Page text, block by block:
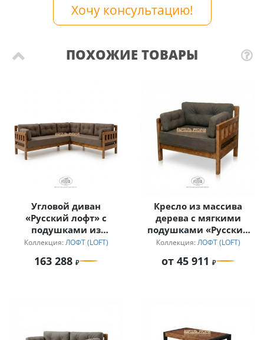
Хочу консультацию!
ПОХОЖИЕ ТОВАРЫ
Угловой диван
«Русский лофт» с
подушками из
непромокаемой ткани
Коллекция: ЛОФТ (LOFT)
163 288
Кресло из массива
дерева с мягкими
подушками «Русский
лофт»
Коллекция: ЛОФТ (LOFT)
от 45 911